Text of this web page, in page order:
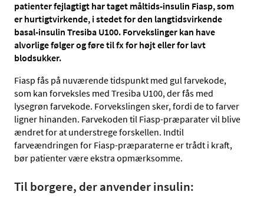
patienter fejlagtigt har taget måltids-insulin Fiasp, som
er hurtigtvirkende, i stedet for den langtidsvirkende
basal-insulin Tresiba U100. Forvekslinger kan have
alvorlige følger og føre til fx for højt eller for lavt
blodsukker.
Fiasp fås på nuværende tidspunkt med gul farvekode,
som kan forveksles med Tresiba U100, der fås med
lysegrøn farvekode. Forvekslingen sker, fordi de to farver
ligner hinanden. Farvekoden til Fiasp-præparater vil blive
ændret for at understrege forskellen. Indtil
farveændringen for Fiasp-præparaterne er trådt i kraft,
bør patienter være ekstra opmærksomme.
Til borgere, der anvender insulin: